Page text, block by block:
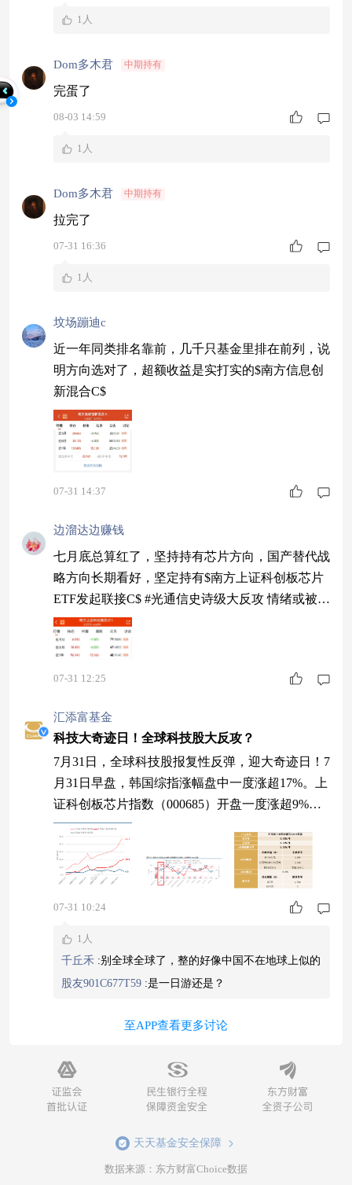
rena， Qwen
1人
Dom多木君 中期持有
完蛋了
08-03 14:59
1人
Dom多木君 中期持有
拉完了
07-31 16:36
1人
坟场蹦迪c
近一年同类排名靠前，几千只基金里排在前列，说
明方向选对了，超额收益是实打实的$南方信息创
新混合C$
07-31 14:37
边溜达边赚钱
七月底总算红了，坚持持有芯片方向，国产替代战
略方向长期看好，坚定持有$南方上证科创板芯片
ETF发起联接C$ #光通信史诗级大反攻 情绪或被全
面点燃#
07-31 12:25
汇添富基金
科技大奇迹日！全球科技股大反攻？
7月31日，全球科技股报复性反弹，迎大奇迹日！7
月31日早盘，韩国综指涨幅盘中一度涨超17%。上
证科创板芯片指数（000685）开盘一度涨超9%。
（数据来源：choice，指数过往表现不预示未来，
不代表基金表现） 隔夜，科技巨头强劲业绩表现
带动美股芯片板块全线爆发，其中某科技巨头涨超
15%，创2008年10月以来最大单日涨幅，费城半导
体指数涨超8%，终结日线5连跌。 消息面上，某
全球互联网龙头二季
07-31 10:24
1人
千丘禾 :别全球全球了，整的好像中国不在地球上似的
股友901C677T59 :是一日游还是？
至APP查看更多讨论
天天基金安全保障
数据来源：东方财富Choice数据